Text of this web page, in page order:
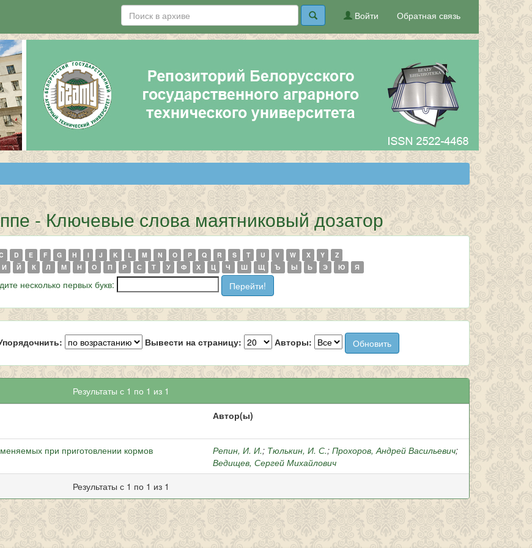
Обратная связь
Войти
- Ключевые слова маятниковый дозатор
D E F G H I J K L M N O P Q R S T U V W X Y
Z
И Й К Л М Н О П Р С Т У Ф Х Ц Ч Ш Щ Ъ Ы Ь Э Ю Я
несколько первых букв:
Вывести на страницу: Авторы:
Результаты с 1 по 1 из 1
Автор(ы)
при приготовлении кормов Репин, И. И.; Тюлькин, И. С.; Прохоров, Андрей Васильевич;
Ведищев, Сергей Михайлович
Результаты с 1 по 1 из 1